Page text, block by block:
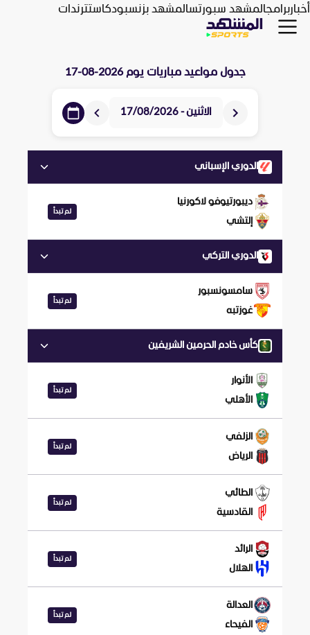
أخباربرامجالمشهد سبورتسالمشهد بزنسبودكاستترندات
جدول مواعيد مباريات يوم2026-08-17
الاثنين - 17/08/2026
الدوري الإسباني
ديبورتيوفو لاكورنيا
إلتشي
لم تبدأ
الدوري التركي
سامسونسبور
غوزتبه
لم تبدأ
كأس خادم الحرمين الشريفين
الأنوار
الأهلي
لم تبدأ
الزلفي
الرياض
لم تبدأ
الطائي
القادسية
لم تبدأ
الرائد
الهلال
لم تبدأ
العدالة
الفيحاء
لم تبدأ